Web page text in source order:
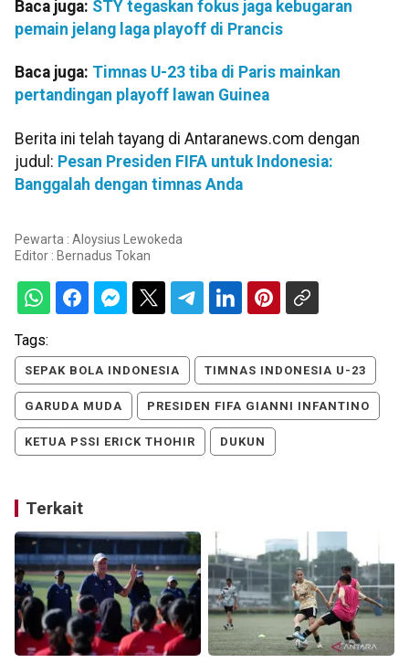
Baca juga: STY tegaskan fokus jaga kebugaran
pemain jelang laga playoff di Prancis
Baca juga: Timnas U-23 tiba di Paris mainkan
pertandingan playoff lawan Guinea
Berita ini telah tayang di Antaranews.com dengan
judul: Pesan Presiden FIFA untuk Indonesia:
Banggalah dengan timnas Anda
Pewarta : Aloysius Lewokeda
Editor : Bernadus Tokan
Tags:
SEPAK BOLA INDONESIA TIMNAS INDONESIA U-23
GARUDA MUDA PRESIDEN FIFA GIANNI INFANTINO
KETUA PSSI ERICK THOHIR DUKUN
Terkait